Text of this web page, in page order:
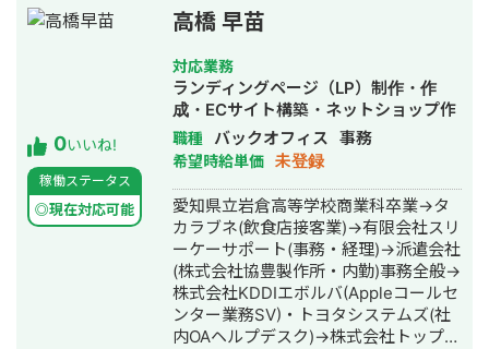
での3年間の生活を通して、言語や文化
の違いから「分からないことによる不
安で行動できない」という経験を実感
しました。 現在はこれらの経験を活か
し、初めての方でも安心して利用でき
る「導線設計」を重視したホームペー
ジやLP制作を行っております。
0いいね!
稼働ステータス
◎現在対応可能
高橋 早苗
対応業務
ランディングページ（LP）制作・作
成・ECサイト構築・ネットショップ作
成代行・SEO対策・新規事業立上・
SNS運用代行・事務代行・ホームペー
ジ制作・作成・バナー制作・デザイ
ン・ロゴデザイン・作成・動画制作・
動画編集・採用代行・AI活用
職種 バックオフィス 事務
希望時給単価 未登録
愛知県立岩倉高等学校商業科卒業→タ
カラブネ(飲食店接客業)→有限会社スリ
ーケーサポート(事務・経理)→派遣会社
(株式会社協豊製作所・内勤)事務全般→
株式会社KDDIエボルバ(Appleコールセ
ンター業務SV)・トヨタシステムズ(社
内OAヘルプデスク)→株式会社トップエ